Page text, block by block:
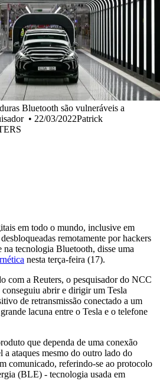
Bluetooth são vulneráveis a
• 22/03/2022Patrick
em todo o mundo, inclusive em
remotamente por hackers
tecnologia Bluetooth, disse uma
nesta terça-feira (17).
com a Reuters, o pesquisador do NCC
abrir e dirigir um Tesla
de retransmissão conectado a um
lacuna entre o Tesla e o telefone
que dependa de uma conexão
ataques mesmo do outro lado do
comunicado, referindo-se ao protocolo
(BLE) - tecnologia usada em